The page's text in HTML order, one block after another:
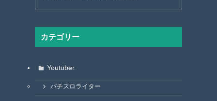
カテゴリー
Youtuber
パチスロライター